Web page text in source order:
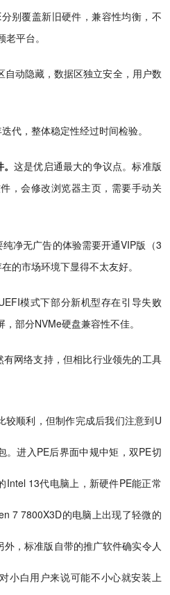
别覆盖新旧硬件，兼容性均衡，不
平台。
自动隐藏，数据区独立安全，用户数
代，整体稳定性经过时间检验。
。这是优启通最大的争议点。标准版
，会修改浏览器主页，需要手动关
纯净无广告的体验需要开通VIP版（3
的市场环境下显得不太友好。
模式下部分新机型存在引导失败
部分NVMe硬盘兼容性不佳。
有网络支持，但相比行业领先的工具
较顺利，但制作完成后我们注意到U
。进入PE后界面中规中矩，双PE切
Intel 13代电脑上，新硬件PE能正常
7 7800X3D的电脑上出现了轻微的
，标准版自带的推广软件确实令人
小白用户来说可能不小心就安装上